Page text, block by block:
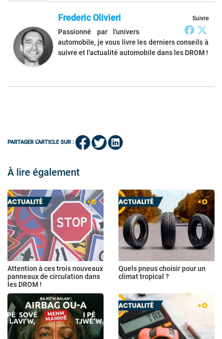
Suivre
Frederic Olivieri
Passionné par l'univers
automobile, je vous livre les derniers conseils à
suivre et l'actualité automobile dans les DROM !
PARTAGER L'ARTICLE SUR :
À lire également
Attention à ces trois nouveaux
panneaux de circulation dans
les DROM !
Quels pneus choisir pour un
climat tropical ?